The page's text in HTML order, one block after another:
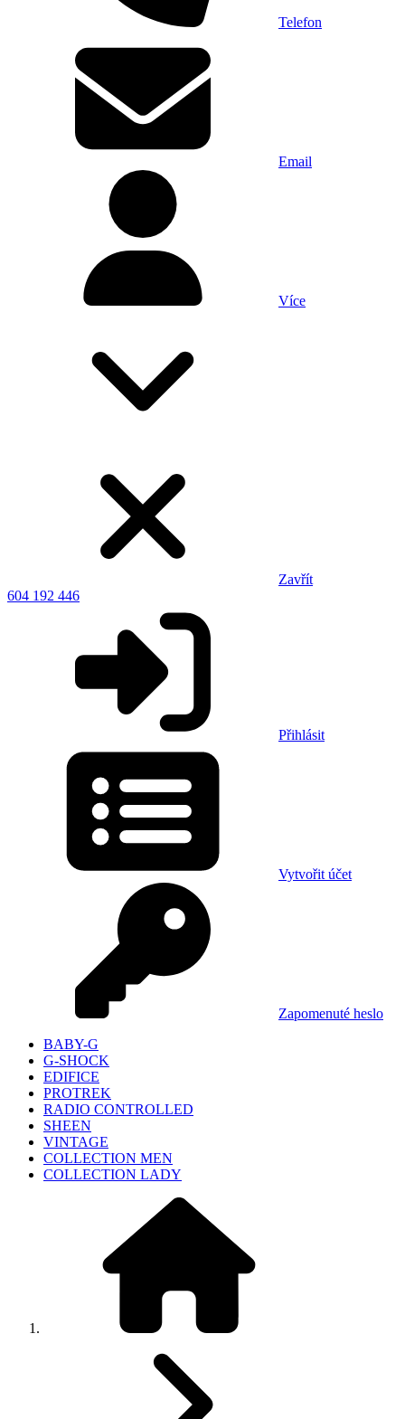
Telefon
Email
Více
Zavřít
604 192 446
Přihlásit
Vytvořit účet
Zapomenuté heslo
BABY-G
G-SHOCK
EDIFICE
PROTREK
RADIO CONTROLLED
SHEEN
VINTAGE
COLLECTION MEN
COLLECTION LADY